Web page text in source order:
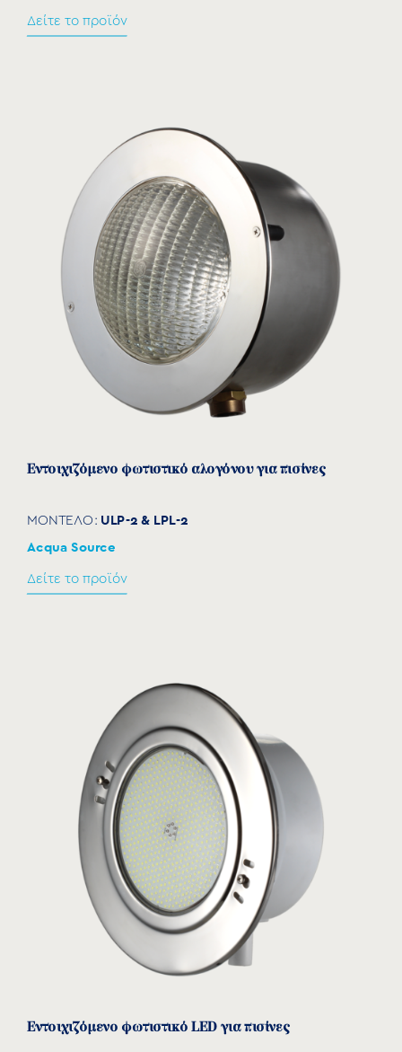
ΜΟΝΤΕΛΟ:
Acqua Source
Δείτε το προϊόν
Acqua Source
Δείτε το προϊόν
Δείτε το προϊόν
Εντοιχιζόμενο φωτιστικό αλογόνου για πισίνες
ΜΟΝΤΕΛΟ: ULP-2 & LPL-2
Acqua Source
Δείτε το προϊόν
Εντοιχιζόμενο φωτιστικό LED για πισίνες